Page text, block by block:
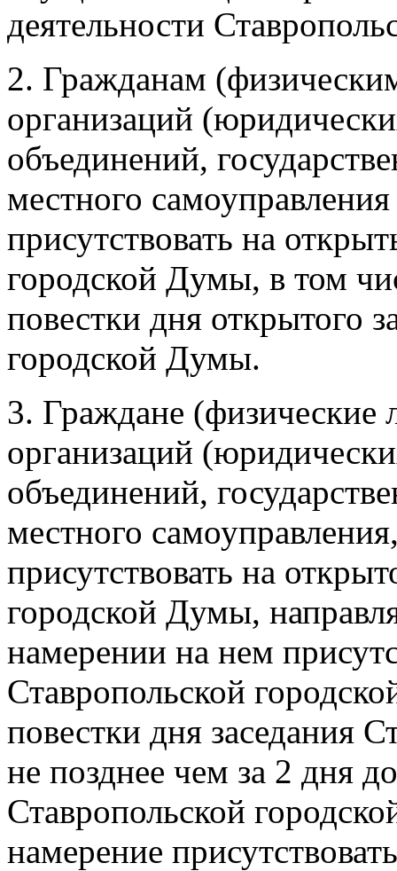
деятельности
2. Гражданам
организаций
объединений,
местного
присутствовать на
городской Думы, в том
повестки дня открытого
городской Думы.
3. Граждане (физические
организаций
объединений,
местного
присутствовать на
городской Думы,
намерении на нем
Ставропольской
повестки дня заседания
не позднее чем за 2 дня
Ставропольской
намерение